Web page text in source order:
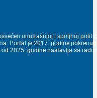
unutrašnjoj i spoljnoj
Portal je 2017. godine
od 2025. godine nastavlja sa